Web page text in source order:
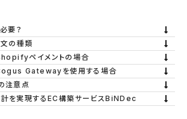
要？
の種類
ペイメントの場合
Gatewayを使用する場合
注意点
を実現するEC構築サービスBiNDec